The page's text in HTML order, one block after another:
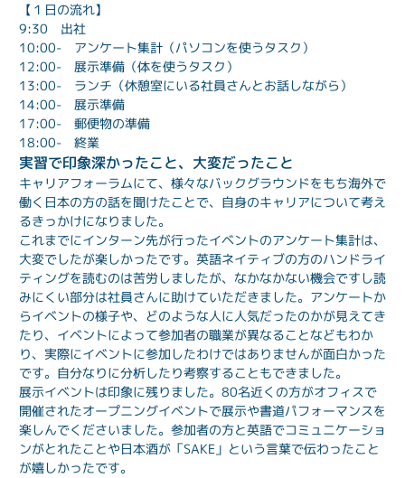
【１日の流れ】
9:30　出社
10:00-　アンケート集計（パソコンを使うタスク）
12:00-　展示準備（体を使うタスク）
13:00-　ランチ（休憩室にいる社員さんとお話しながら）
14:00-　展示準備
17:00-　郵便物の準備
18:00-　終業
実習で印象深かったこと、大変だったこと
キャリアフォーラムにて、様々なバックグラウンドをもち海外で
働く日本の方の話を聞けたことで、自身のキャリアについて考え
るきっかけになりました。
これまでにインターン先が行ったイベントのアンケート集計は、
大変でしたが楽しかったです。英語ネイティブの方のハンドライ
ティングを読むのは苦労しましたが、なかなかない機会ですし読
みにくい部分は社員さんに助けていただきました。アンケートか
らイベントの様子や、どのような人に人気だったのかが見えてき
たり、イベントによって参加者の職業が異なることなどもわか
り、実際にイベントに参加したわけではありませんが面白かった
です。自分なりに分析したり考察することもできました。
展示イベントは印象に残りました。80名近くの方がオフィスで
開催されたオープニングイベントで展示や書道パフォーマンスを
楽しんでくださいました。参加者の方と英語でコミュニケーショ
ンがとれたことや日本酒が「SAKE」という言葉で伝わったこと
が嬉しかったです。